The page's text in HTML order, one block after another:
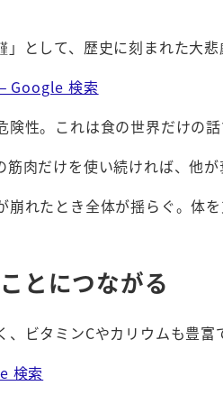
として、歴史に刻まれた大悲
Google 検索
性。これは食の世界だけの話
肉だけを使い続ければ、他が
崩れたとき全体が揺らぐ。体
とにつながる
ビタミンCやカリウムも豊富
検索